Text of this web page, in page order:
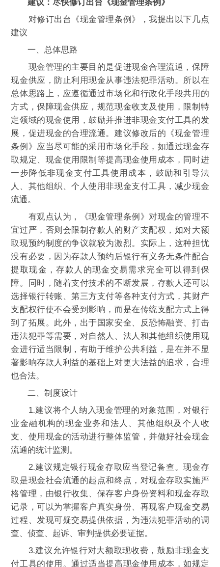
建议：尽快修订出台《现金管理条例》
对修订出台《现金管理条例》，我提出以下几点
建议
一、总体思路
现金管理的主要目的是促进现金合理流通，保障
现金供应，防止利用现金从事违法犯罪活动。所以在
总体思路上，应遵循通过市场化和行政化手段共用的
方式，保障现金供应，规范现金收支及使用，限制特
定领域的现金使用，鼓励并推进非现金支付工具的发
展，促进现金的合理流通。建议修改后的《现金管理
条例》应当尽可能的采用市场化手段，如通过现金存
取规定、现金使用限制等提高现金使用成本，同时进
一步降低非现金支付工具使用成本，鼓励和引导法
人、其他组织、个人使用非现金支付工具，减少现金
流通。
有观点认为，《现金管理条例》对现金的管理不
宜过严，否则会限制存款人的财产支配权，如对大额
取现预约制度的争议就较为激烈。实际上，这种担忧
没有必要，因为存款人预约后银行有义务无条件配合
提取现金，存款人的现金交易需求完全可以得到保
障。同时，随着支付技术的不断发展，存款人还可以
选择银行转账、第三方支付等各种支付方式，其财产
支配权行使不会受到影响，而是在传统支配方式上得
到了拓展。此外，出于国家安全、反恐怖融资、打击
违法犯罪等需要，对自然人、法人和其他组织使用现
金进行适当限制，有助于维护公共利益，是在并不显
著影响存款人利益的基础上对更大法益的追求，合理
也合法。
二、制度设计
1.建议将个人纳入现金管理的对象范围，对银行
业金融机构的现金业务和法人、其他组织及个人收
支、使用现金的活动进行整体监管，并做好社会现金
流通的统计监测。
2.建议规定银行现金存取应当登记备查。现金存
取是现金社会流通的起点和终点，对现金存取实施严
格管理，由银行收集、保存客户身份资料和现金存取
记录，可以为掌握客户真实身份、再现客户现金交易
过程、发现可疑交易提供依据，为违法犯罪活动的调
查、侦查、起诉、审判提供必要证据。
3.建议允许银行对大额取现收费，鼓励非现金支
付工具的使用。通过适当提高现金使用成本，如规定